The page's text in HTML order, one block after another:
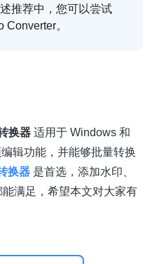
推荐中，您可以尝试
Converter。
换器 适用于 Windows 和
辑功能，并能够批量转换
换器 是首选，添加水印、
满足，希望本文对大家有